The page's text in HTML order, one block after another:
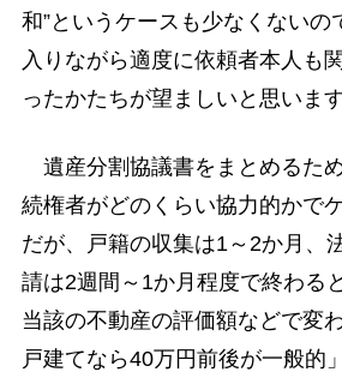
和”というケースも少なくないの
入りながら適度に依頼者本人も
ったかたちが望ましいと思います
遺産分割協議書をまとめるた
続権者がどのくらい協力的かで
だが、戸籍の収集は1～2か月、
請は2週間～1か月程度で終わる
当該の不動産の評価額などで変
戸建てなら40万円前後が一般的